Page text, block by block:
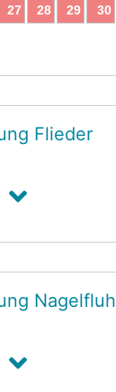
27 28 29
30
Flieder
Nagelfluh